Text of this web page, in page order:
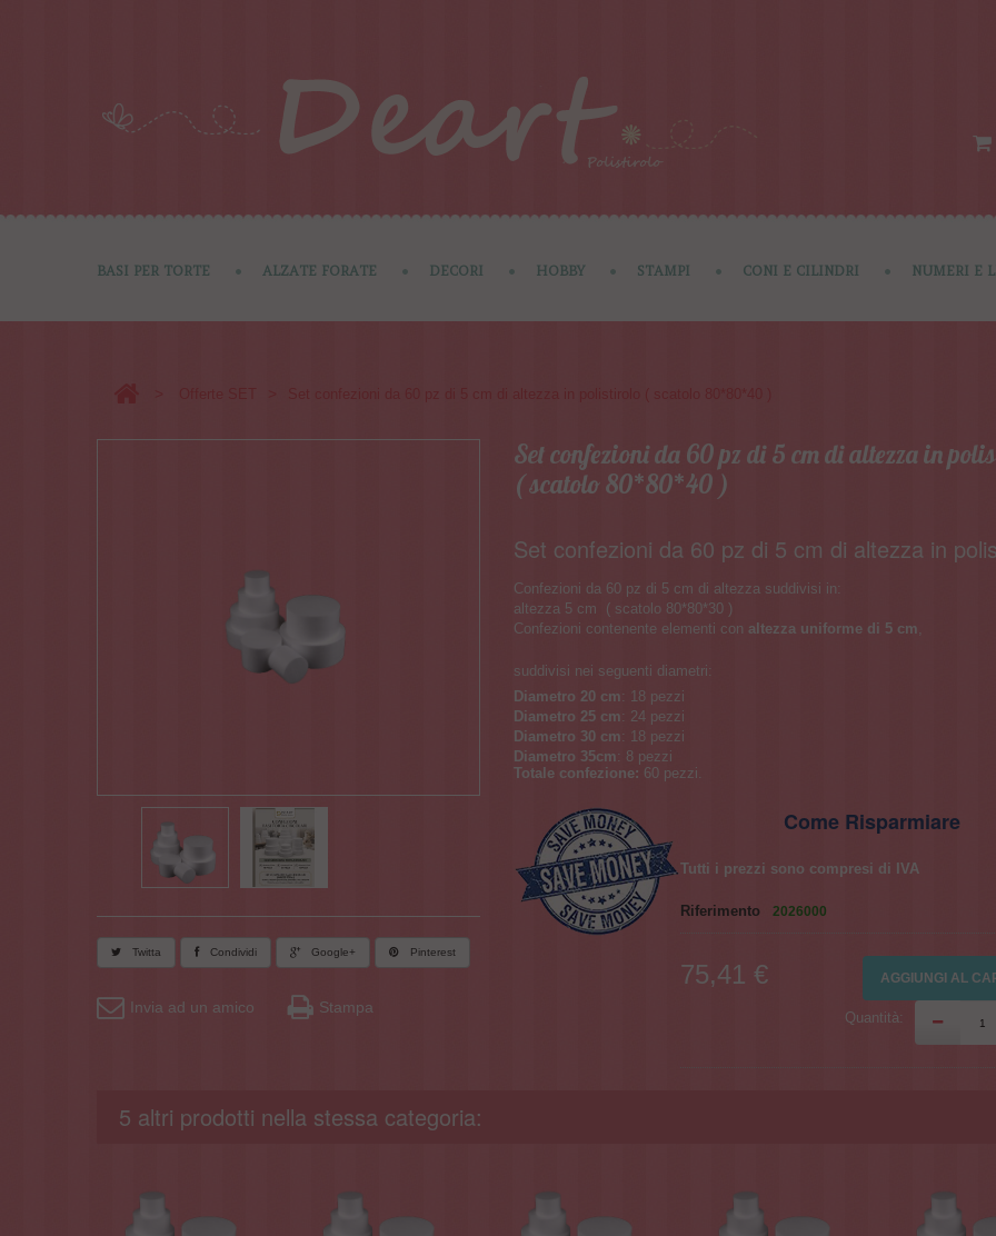
BASI PER TORTE ALZATE FORATE DECORI HOBBY STAMPI CONI E CILINDRI NUMERI E
Twitta Condividi Google+ Pinterest
Invia ad un amico Stampa
Set confezioni da 60 pz di 5 cm di altezza in
( scatolo 80*80*40 )
Set confezioni da 60 pz di 5 cm di altezza in
Confezioni da 60 pz di 5 cm di altezza suddivisi in:
altezza 5 cm ( scatolo 80*80*30 )
Confezioni contenente elementi con altezza uniforme di 5 cm,
suddivisi nei seguenti diametri:
Diametro 20 cm: 18 pezzi
Diametro 25 cm: 24 pezzi
Diametro 30 cm: 18 pezzi
Diametro 35cm: 8 pezzi
Totale confezione: 60 pezzi.
Come Risparmiare
Tutti i prezzi sono compresi di IVA
Riferimento 2026000
75,41 € AGGIUNGI AL
Quantità:
5 altri prodotti nella stessa categoria: